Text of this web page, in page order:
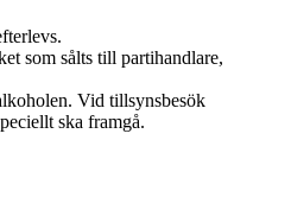
som sålts till partihandlare,
Vid tillsynsbesök
ska framgå.